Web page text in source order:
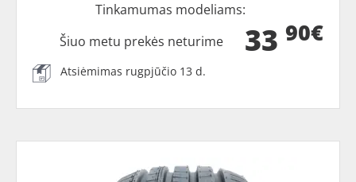
Tinkamumas modeliams:
33 90€
Šiuo metu prekės neturime
Atsiėmimas rugpjūčio 13 d.